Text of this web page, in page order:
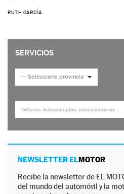
RUTH GARCÍA
NEWSLETTER ELMOTOR
Recibe la newsletter de EL
del mundo del automóvil y la